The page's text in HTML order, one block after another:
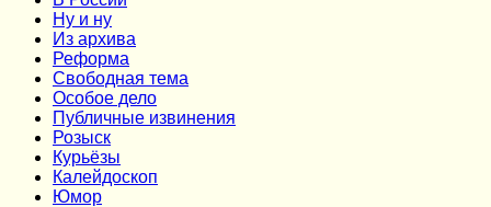
Ну и ну
Из архива
Реформа
Cвободная тема
Особое дело
Публичные извинения
Розыск
Курьёзы
Калейдоскоп
Юмор